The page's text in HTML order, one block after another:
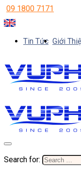
09 1800 7171
Tin Tức Giới
Search for: